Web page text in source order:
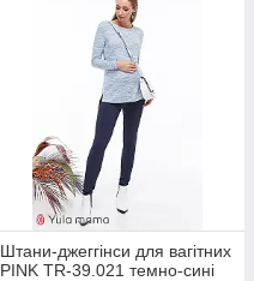
Штани-джеггінси для вагітних
PINK TR-39.021 темно-сині